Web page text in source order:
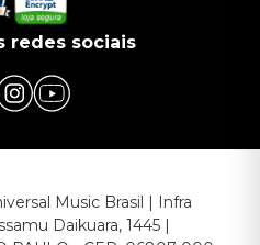
redes sociais
Music Brasil | Infra
Daikuara, 1445 |